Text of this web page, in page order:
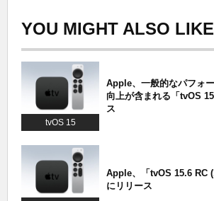
YOU MIGHT ALSO LIKE
tvOS 15
Apple、一般的なパフォ
向上が含まれる「tvOS
ス
Apple、「tvOS 15.6 RC
にリリース